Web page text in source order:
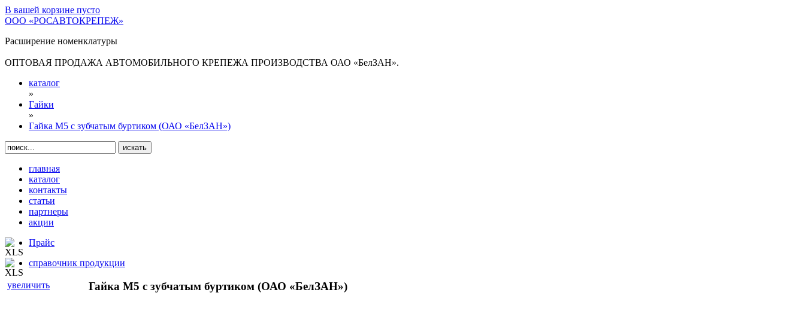
В вашей корзине пусто
ООО «РОСАВТОКРЕПЕЖ»
Расширение номенклатуры
ОПТОВАЯ ПРОДАЖА АВТОМОБИЛЬНОГО КРЕПЕЖА ПРОИЗВОДСТВА ОАО «БелЗАН».
каталог
»
Гайки
»
Гайка М5 с зубчатым буртиком (ОАО «БелЗАН»)
главная
каталог
контакты
статьи
партнеры
акции
Прайс
справочник продукции
увеличить Гайка М5 с зубчатым буртиком (ОАО «БелЗАН»)